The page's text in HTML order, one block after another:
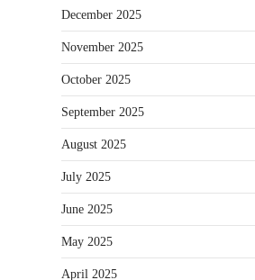
December 2025
November 2025
October 2025
September 2025
August 2025
July 2025
June 2025
May 2025
April 2025